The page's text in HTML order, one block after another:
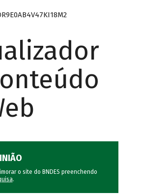
o site do BNDES preenchendo
.